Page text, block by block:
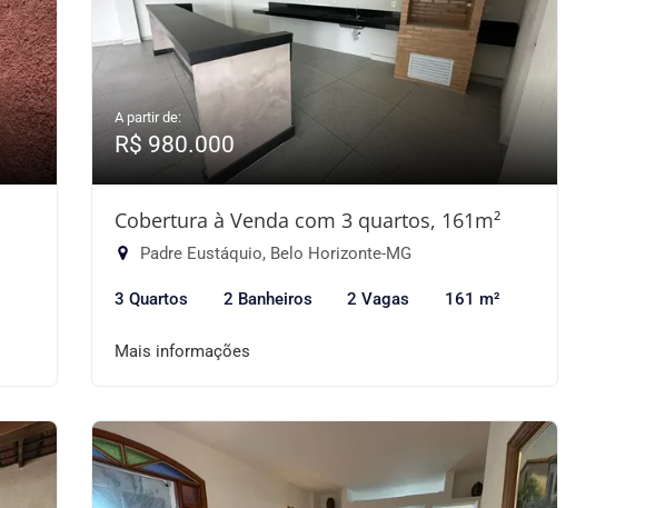
A partir de:
R$ 980.000
Cobertura à Venda com 3 quartos, 161m²
Padre Eustáquio, Belo Horizonte-MG
3 Quartos 2 Banheiros 2 Vagas 161 m²
Mais informações